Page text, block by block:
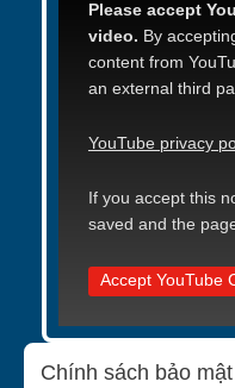
Please accept
video. By
content from
an external third
YouTube privacy
If you accept this
saved and the
Accept YouTube
Chính sách bảo